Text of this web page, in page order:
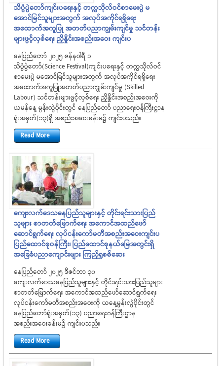
သိပ္ပံပွဲတော်ကျင်းပရေးနှင့် တက္ကသိုလ်ဝင်စာမေးပွဲ မ
အောင်မြင်သူများအတွက် အလုပ်အကိုင်ရရှိရေး
အထောက်အကူပြု အတတ်ပညာကျွမ်းကျင်မှု သင်တန်း
များဖွင့်လှစ်ရေး ညှိနှိုင်းအစည်းအဝေး ကျင်းပ
နေပြည်တော် ၂၀၂၅ ဇန်နဝါရီ ၁
သိပ္ပံပွဲတော်(Science Festival)ကျင်းပရေးနှင့် တက္ကသိုလ်ဝင်
စာမေးပွဲ မအောင်မြင်သူများအတွက် အလုပ်အကိုင်ရရှိရေး
အထောက်အကူပြုအတတ်ပညာကျွမ်းကျင်မှု (Skilled
Labour) သင်တန်းများဖွင့်လှစ်ရေး ညှိနှိုင်းအစည်းအဝေးကို
ယမန်နေ့ မွန်းလွဲပိုင်းတွင် နေပြည်တော် ပညာရေးဝန်ကြီးဌာန
ရုံးအမှတ်(၁၃)ရှိ အစည်းအဝေးခန်းမ၌ ကျင်းပသည်။
Read More
ကျေးလက်ဒေသနေပြည်သူများနှင့် တိုင်းရင်းသားပြည်
သူများ စာတတ်မြောက်ရေး အကောင်အထည်ဖော်
ဆောင်ရွက်ရေး လုပ်ငန်းကော်မတီအစည်းအဝေးကျင်းပ
ပြည်ထောင်စုဝန်ကြီး၊ ပြည်ထောင်စုနယ်မြေအတွင်းရှိ
အခြေခံပညာကျောင်းများ ကြည့်ရှုစစ်ဆေး
နေပြည်တော် ၂၀၂၅ ဒီဇင်ဘာ ၃၀
ကျေးလက်ဒေသနေပြည်သူများနှင့် တိုင်းရင်းသားပြည်သူများ
စာတတ်မြောက်ရေး အကောင်အထည်ဖော်ဆောင်ရွက်ရေး
လုပ်ငန်းကော်မတီအစည်းအဝေးကို ယနေ့မွန်းလွဲပိုင်းတွင်
နေပြည်တော်ရုံးအမှတ်(၁၃) ပညာရေး၀န်ကြီးဌာန
အစည်းအဝေးခန်းမ၌ ကျင်းပသည်။
Read More